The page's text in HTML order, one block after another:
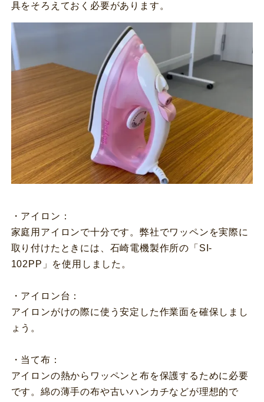
具をそろえておく必要があります。
・アイロン：
家庭用アイロンで十分です。弊社でワッペンを実際に
取り付けたときには、石崎電機製作所の「SI-
102PP」を使用しました。
・アイロン台：
アイロンがけの際に使う安定した作業面を確保しまし
ょう。
・当て布：
アイロンの熱からワッペンと布を保護するために必要
です。綿の薄手の布や古いハンカチなどが理想的で